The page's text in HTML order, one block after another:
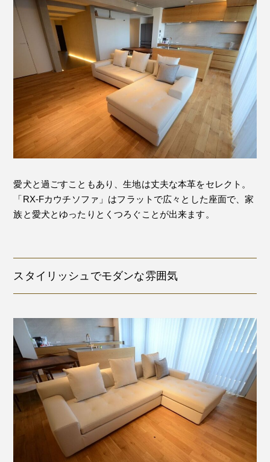
愛犬と過ごすこともあり、生地は丈夫な本革をセレクト。
「RX-Fカウチソファ」はフラットで広々とした座面で、家
族と愛犬とゆったりとくつろぐことが出来ます。
スタイリッシュでモダンな雰囲気